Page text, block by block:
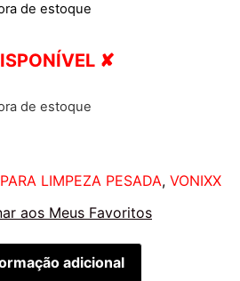
de estoque
✘
de estoque
PARA LIMPEZA PESADA, VONIXX
aos Meus Favoritos
adicional